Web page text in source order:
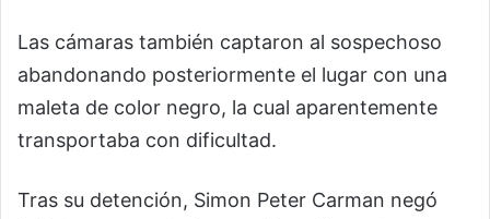
Las cámaras también captaron al sospechoso
abandonando posteriormente el lugar con una
maleta de color negro, la cual aparentemente
transportaba con dificultad.
Tras su detención, Simon Peter Carman negó